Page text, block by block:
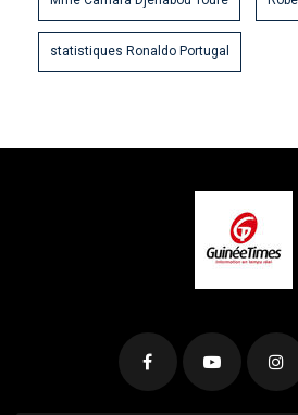
statistiques Ronaldo Portugal